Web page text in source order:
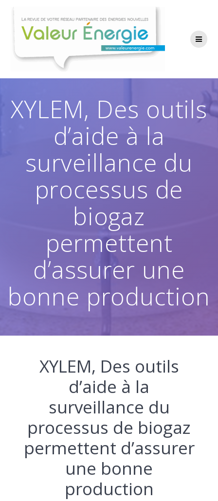
contenu
XYLEM, Des outils
d’aide à la
surveillance du
processus de
biogaz
permettent
d’assurer une
bonne production
XYLEM, Des outils
d’aide à la
surveillance du
processus de biogaz
permettent d’assurer
une bonne
production